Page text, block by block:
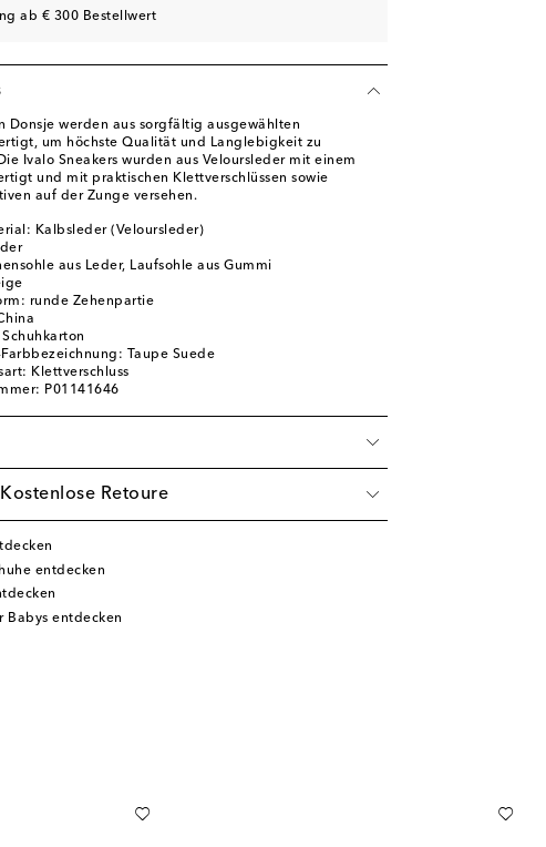
ab € 300 Bestellwert
Donsje werden aus sorgfältig ausgewählten
um höchste Qualität und Langlebigkeit zu
Ivalo Sneakers wurden aus Veloursleder mit einem
und mit praktischen Klettverschlüssen sowie
auf der Zunge versehen.
Kalbsleder (Veloursleder)
aus Leder, Laufsohle aus Gummi
runde Zehenpartie
Schuhkarton
Farbbezeichnung: Taupe Suede
Klettverschluss
P01141646
Retoure
entdecken
Babys entdecken